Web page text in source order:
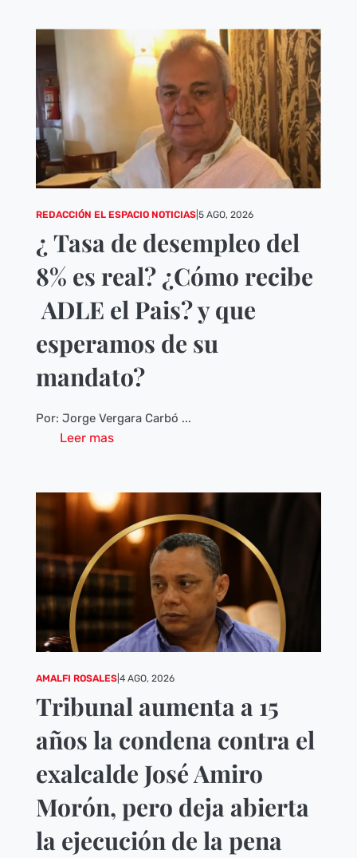
REDACCIÓN EL ESPACIO NOTICIAS| 5 AGO, 2026
¿ Tasa de desempleo del
8% es real? ¿Cómo recibe
ADLE el Pais? y que
esperamos de su
mandato?
Por: Jorge Vergara Carbó ...
Leer mas
AMALFI ROSALES| 4 AGO, 2026
Tribunal aumenta a 15
años la condena contra el
exalcalde José Amiro
Morón, pero deja abierta
la ejecución de la pena